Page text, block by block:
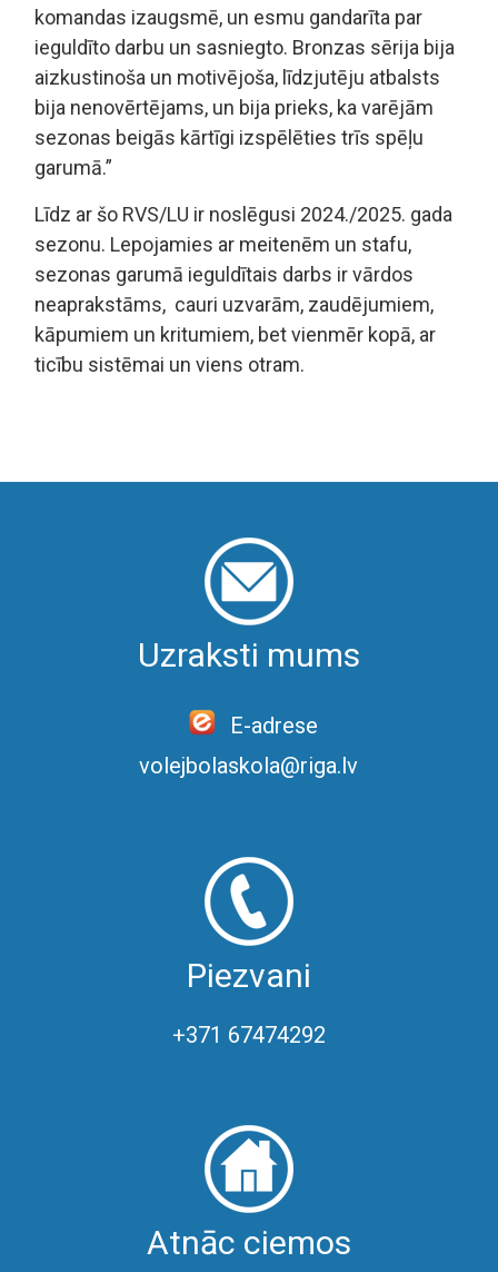
komandas izaugsmē, un esmu gandarīta par
ieguldīto darbu un sasniegto. Bronzas sērija bija
aizkustinoša un motivējoša, līdzjutēju atbalsts
bija nenovērtējams, un bija prieks, ka varējām
sezonas beigās kārtīgi izspēlēties trīs spēļu
garumā.”
Līdz ar šo RVS/LU ir noslēgusi 2024./2025. gada
sezonu. Lepojamies ar meitenēm un stafu,
sezonas garumā ieguldītais darbs ir vārdos
neaprakstāms, cauri uzvarām, zaudējumiem,
kāpumiem un kritumiem, bet vienmēr kopā, ar
ticību sistēmai un viens otram.
Uzraksti mums
E-adrese
volejbolaskola@riga.lv
Piezvani
+371 67474292
Atnāc ciemos